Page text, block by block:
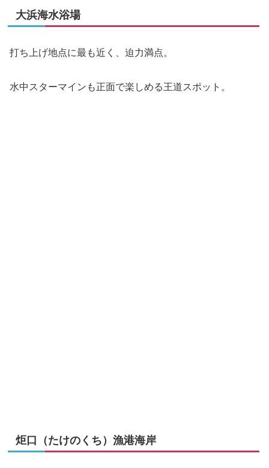
大浜海水浴場
打ち上げ地点に最も近く、迫力満点。
水中スターマインも正面で楽しめる王道スポット。
炬口（たけのくち）漁港海岸